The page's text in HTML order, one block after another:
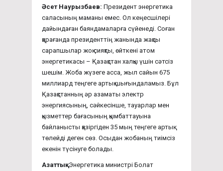
Әсет Наурызбаев: Президент энергетика
саласының маманы емес. Ол кеңесшілері
дайындаған баяндамаларға сүйенеді. Соған
қарағанда президенттің жанында жақсы
сарапшылар жоқ сияқты, өйткені атом
энергетикасы – Қазақстан халқы үшін сәтсіз
шешім. Жоба жүзеге асса, жыл сайын 675
миллиард теңгеге артық шығындаламыз. Бұл
Қазақстанның әр азаматы электр
энергиясының, сәйкесінше, тауарлар мен
қызметтер бағасының қымбаттауына
байланысты қазіргіден 35 мың теңгеге артық
төлейді деген сөз. Осыдан жобаның тиімсіз
екенін түсінуге болады.
Азаттық:Энергетика министрі Болат